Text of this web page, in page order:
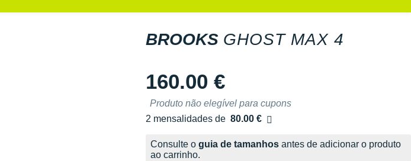
BROOKS GHOST MAX 4
160.00 €
Produto não elegível para cupons
2 mensalidades de 80.00 €
sem custos
Consulte o guia de tamanhos antes de adicionar o produto
ao carrinho.